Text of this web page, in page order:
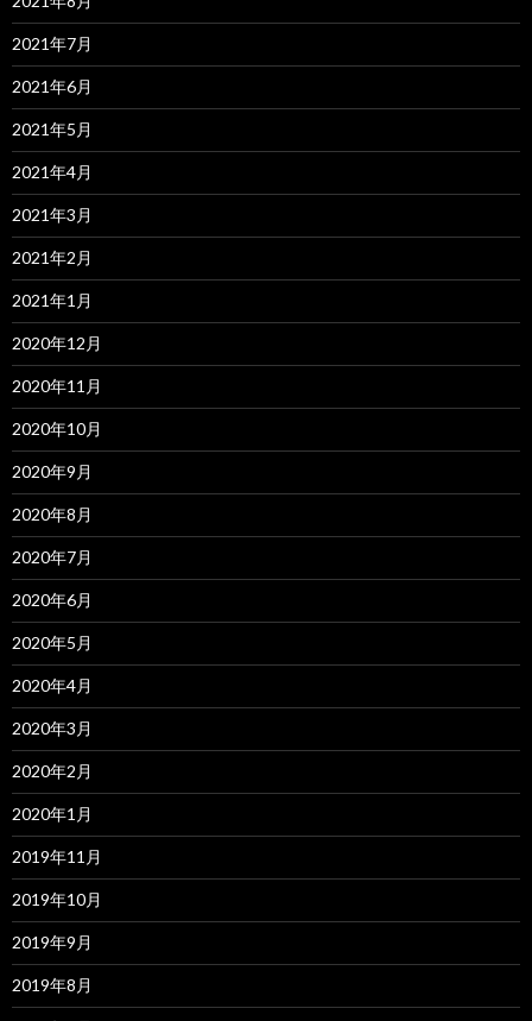
2021年7月
2021年6月
2021年5月
2021年4月
2021年3月
2021年2月
2021年1月
2020年12月
2020年11月
2020年10月
2020年9月
2020年8月
2020年7月
2020年6月
2020年5月
2020年4月
2020年3月
2020年2月
2020年1月
2019年11月
2019年10月
2019年9月
2019年8月